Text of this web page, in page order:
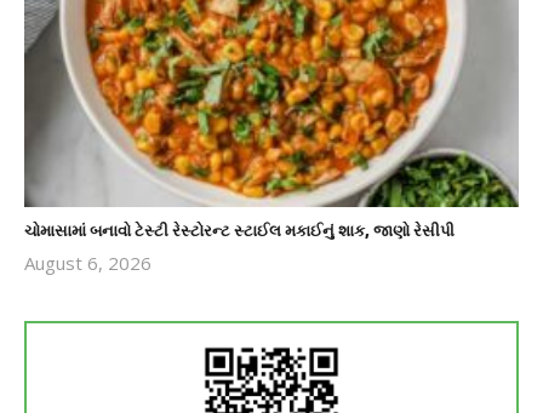
ચોમાસામાં બનાવો ટેસ્ટી રેસ્ટોરન્ટ સ્ટાઈલ મકાઈનું શાક, જાણો રેસીપી
August 6, 2026